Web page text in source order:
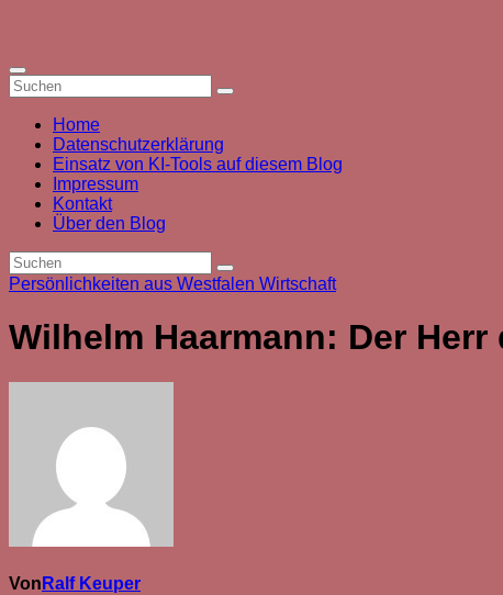
springen
Home
Datenschutzerklärung
Einsatz von KI-Tools auf diesem Blog
Impressum
Kontakt
Über den Blog
Persönlichkeiten aus Westfalen Wirtschaft
Wilhelm Haarmann: Der Herr
Von Ralf Keuper